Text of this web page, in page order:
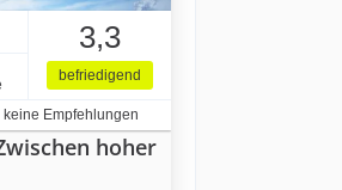
3,3
befriedigend
keine Empfehlungen
hoher